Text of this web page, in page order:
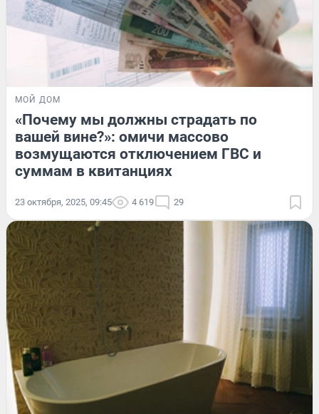
МОЙ ДОМ
«Почему мы должны страдать по
вашей вине?»: омичи массово
возмущаются отключением ГВС и
суммам в квитанциях
23 октября, 2025, 09:45 4 619 29